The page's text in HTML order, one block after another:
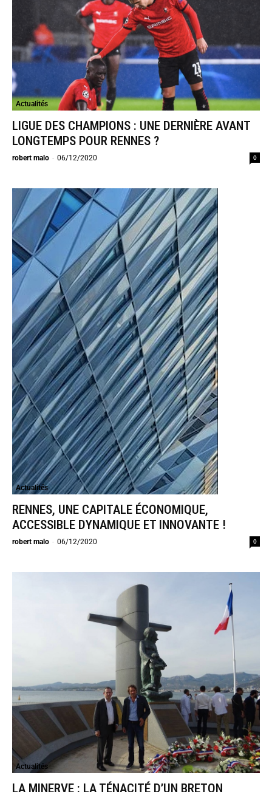
Actualités
LIGUE DES CHAMPIONS : UNE DERNIÈRE AVANT
LONGTEMPS POUR RENNES ?
robert malo - 06/12/2020 0
Actualités
RENNES, UNE CAPITALE ÉCONOMIQUE,
ACCESSIBLE DYNAMIQUE ET INNOVANTE !
robert malo - 06/12/2020 0
Actualités
LA MINERVE : LA TÉNACITÉ D’UN BRETON